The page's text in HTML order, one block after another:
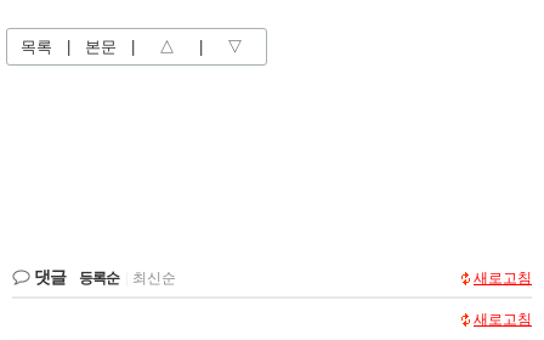
목록 본문 △ ▽
댓글 등록순 최신순 새로고침
새로고침